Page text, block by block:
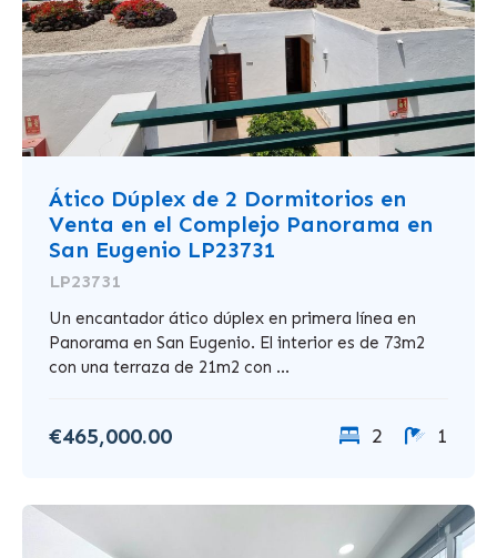
Ático Dúplex de 2 Dormitorios en
Venta en el Complejo Panorama en
San Eugenio LP23731
LP23731
Un encantador ático dúplex en primera línea en
Panorama en San Eugenio. El interior es de 73m2
con una terraza de 21m2 con ...
€465,000.00 2 1